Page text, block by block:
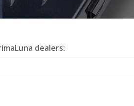
dealers: